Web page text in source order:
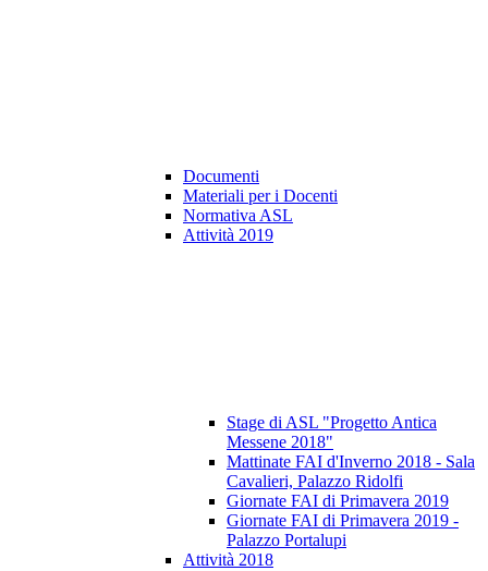
Documenti
Materiali per i Docenti
Normativa ASL
Attività 2019
Stage di ASL "Progetto Antica
Messene 2018"
Mattinate FAI d'Inverno 2018 - Sala
Cavalieri, Palazzo Ridolfi
Giornate FAI di Primavera 2019
Giornate FAI di Primavera 2019 -
Palazzo Portalupi
Attività 2018